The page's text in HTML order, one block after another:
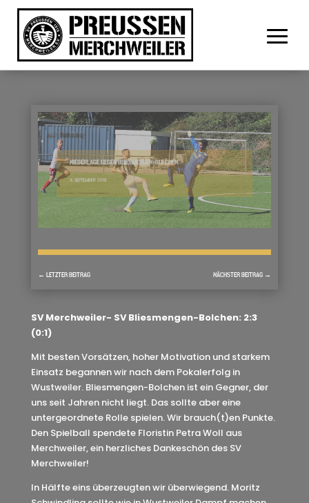
NIEDERLAGE GEGEN BLIESMENGEN-BOLCHEN
9. SEPTEMBER 2018
← LETZTER BEITRAG NÄCHSTER BEITRAG →
SV Merchweiler- SV Bliesmengen-Bolchen: 2:3
(0:1)
Mit besten Vorsätzen, hoher Motivation und starkem
Einsatz begannen wir nach dem Pokalerfolg in
Wustweiler. Bliesmengen-Bolchen ist ein Gegner, der
uns seit Jahren nicht liegt. Das sollte aber eine
untergeordnete Rolle spielen. Wir brauch(t)en Punkte.
Den Spielball spendete Floristin Petra Woll aus
Merchweiler, ein herzliches Dankeschön des SV
Merchweiler!
In Hälfte eins überzeugten wir überwiegend. Moritz